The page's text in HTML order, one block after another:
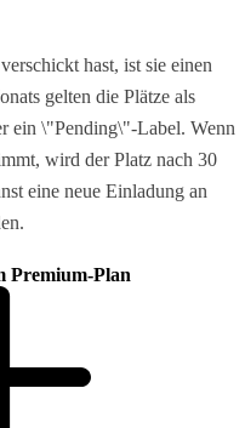
hast, ist sie einen
gelten die Plätze als
ein \"Pending\"-Label. Wenn
wird der Platz nach 30
eine neue Einladung an
Premium-Plan